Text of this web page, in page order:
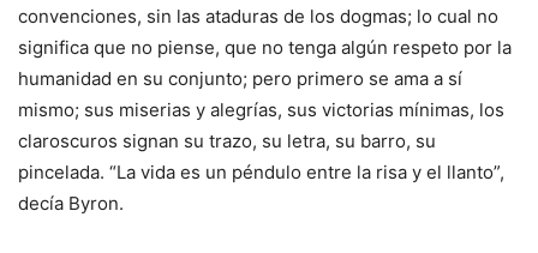
convenciones, sin las ataduras de los dogmas; lo cual no
significa que no piense, que no tenga algún respeto por la
humanidad en su conjunto; pero primero se ama a sí
mismo; sus miserias y alegrías, sus victorias mínimas, los
claroscuros signan su trazo, su letra, su barro, su
pincelada. “La vida es un péndulo entre la risa y el llanto”,
decía Byron.